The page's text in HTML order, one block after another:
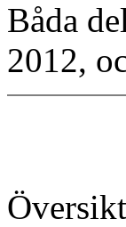
Båda
2012,
Översikt